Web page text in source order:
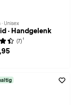
Unisex
· Handgelenk
(7) 1